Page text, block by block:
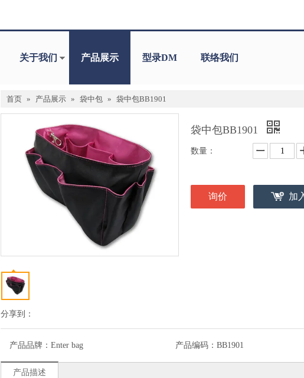
关于我们 产品展示 型录DM 联络我们
首页 » 产品展示 » 袋中包 » 袋中包BB1901
分享到：
袋中包BB1901
数量：
询价 加
产品品牌： Enter bag 产品编码： BB1901
产品描述